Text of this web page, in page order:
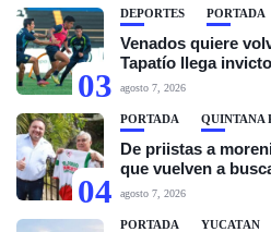
03
DEPORTES PORTADA
Venados quiere
Tapatío llega
agosto 7, 2026
04
PORTADA QUINTANA
De priistas a
que vuelven a
agosto 7, 2026
PORTADA YUCATÁN